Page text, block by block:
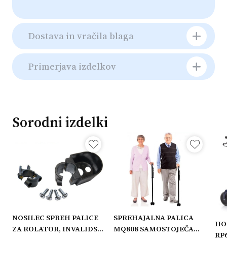
Dostava in vračila blaga
Primerjava izdelkov
Sorodni izdelki
NOSILEC SPREH PALICE
ZA ROLATOR, INVALIDSKI
SPREHAJALNA PALICA
MQ808 SAMOSTOJEČA